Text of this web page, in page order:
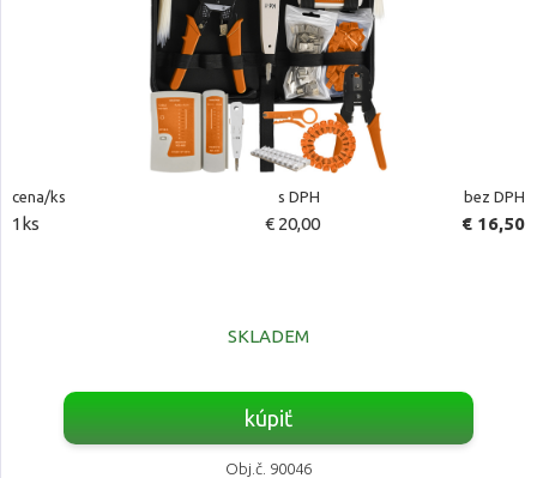
cena/ks s DPH bez DPH
1ks € 20,00 € 16,50
SKLADEM
kúpiť
Obj.č. 90046